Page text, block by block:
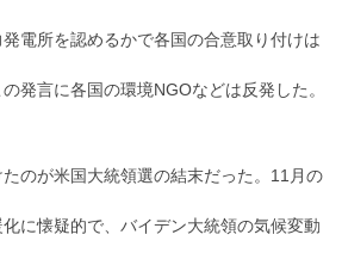
電所を認めるかで各国の合意取り付けは
発言に各国の環境NGOなどは反発した。
のが米国大統領選の結末だった。11月の
に懐疑的で、バイデン大統領の気候変動